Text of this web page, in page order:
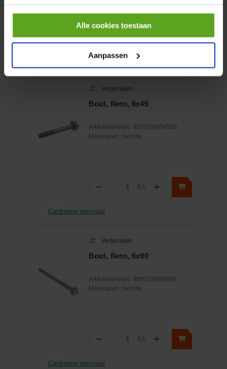
Alle cookies toestaan
Aanpassen
− Aantal +
Controleer voorraad
Vergelijken
Bout, flens, 6x45
Artikelnummer: 957010604500
Merknaam: Honda
− Aantal
EA +
Controleer voorraad
Vergelijken
Bout, flens, 6x90
Artikelnummer: 958010609008
Merknaam: Honda
− Aantal
EA +
Controleer voorraad